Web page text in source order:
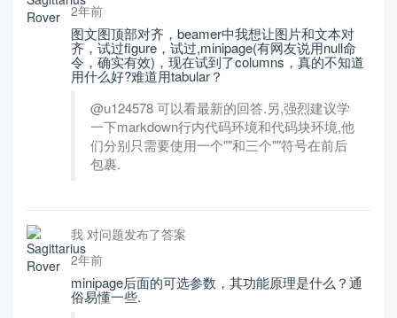
2年前
图文图顶部对齐，beamer中我想让图片和文本对
齐，试过figure，试过,minipage(有网友说用null命
令，确实有效)，现在试到了columns，真的不知道
用什么好?难道用tabular？
@u124578 可以看最新的回答.另,强烈建议学
一下markdown行内代码环境和代码块环境,他
们分别只需要使用一个""和三个""符号在前后
包裹.
我 对问题发布了答案
2年前
minipage后面的可选参数，其功能原理是什么？通
俗易懂一些.